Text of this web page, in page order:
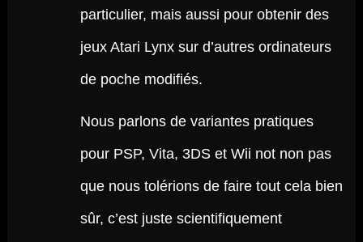
particulier, mais aussi pour obtenir des
jeux Atari Lynx sur d’autres ordinateurs
de poche modifiés.
Nous parlons de variantes pratiques
pour PSP, Vita, 3DS et Wii not non pas
que nous tolérions de faire tout cela bien
sûr, c’est juste scientifiquement